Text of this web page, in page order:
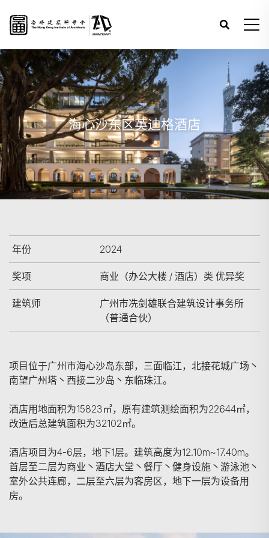
海心沙东区英迪格酒店
年份 2024
奖项 商业（办公大楼 / 酒店）类 优异奖
建筑师
广州市冼剑雄联合建筑设计事务所
（普通合伙）
项目位于广州市海心沙岛东部，三面临江，北接花城广场丶
南望广州塔丶西接二沙岛丶东临珠江。
酒店用地面积为15823㎡，原有建筑测绘面积为22644㎡，
改造后总建筑面积为32102㎡。
酒店项目为4-6层，地下1层。建筑高度为12.10m~17.40m。
首层至二层为商业丶酒店大堂丶餐厅丶健身设施丶游泳池丶
室外公共连廊，二层至六层为客房区，地下一层为设备用
房。